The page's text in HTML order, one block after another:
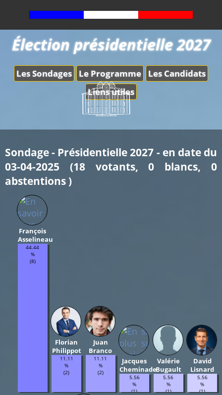
Les Sondages Le Programme
Les Candidats
Liens utiles
Élection présidentielle 2027
Sondage - Présidentielle 2027 - en date du
03-04-2025 (18 votants, 0 blancs, 0
abstentions )
François
Asselineau
44.44
%
(8)
Florian
Philippot
11.11
%
(2)
Juan
Branco
11.11
%
(2)
Jacques
Cheminade
5.56
%
(1)
Valérie
Bugault
5.56
%
(1)
David
Lisnard
5.56
%
(1)